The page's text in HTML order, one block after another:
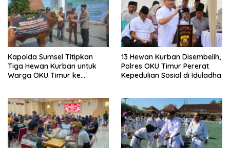
Kapolda Sumsel Titipkan
Tiga Hewan Kurban untuk
Warga OKU Timur ke
13 Hewan Kurban Disembelih,
Polres OKU Timur Pererat
Kepedulian Sosial di Iduladha